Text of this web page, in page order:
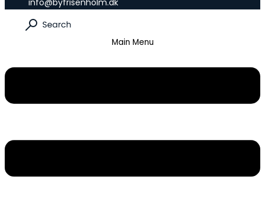
info@byfrisenholm.dk
Main Menu